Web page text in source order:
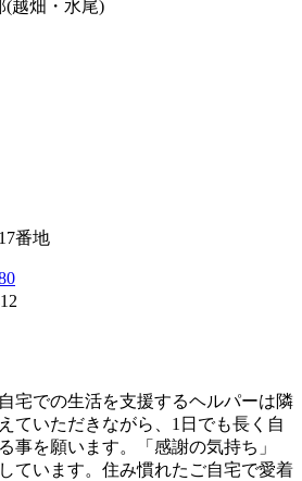
(越畑・水尾)
番地
宅での生活を支援するヘルパーは隣
ていただきながら、1日でも長く自
事を願います。「感謝の気持ち」
ています。住み慣れたご自宅で愛着